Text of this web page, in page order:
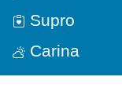
Supro
Carina